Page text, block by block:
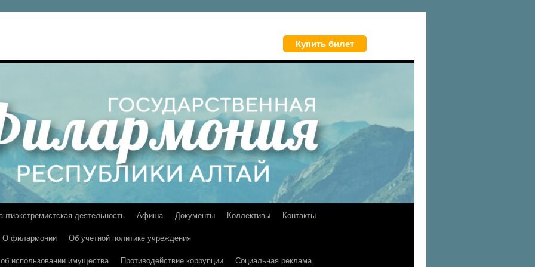
Купить билет
деятельность Афиша Документы Коллективы
Контакты
О филармонии
Об учетной политике учреждения
использовании имущества
Противодействие коррупции Социальная реклама